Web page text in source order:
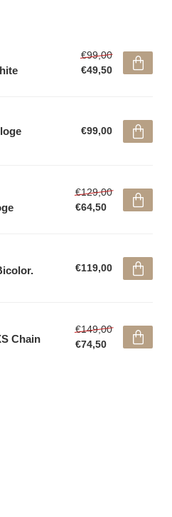
€99,00
€49,50
€99,00
€129,00
€64,50
€119,00
Chain
€149,00
€74,50